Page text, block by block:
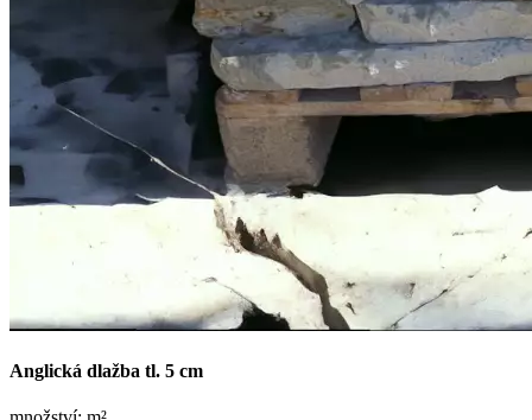
Anglická dlažba tl. 5 cm